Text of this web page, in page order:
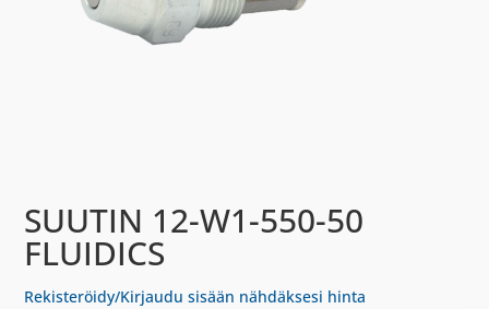
SUUTIN 12-W1-550-50
FLUIDICS
Rekisteröidy/Kirjaudu sisään nähdäksesi hinta